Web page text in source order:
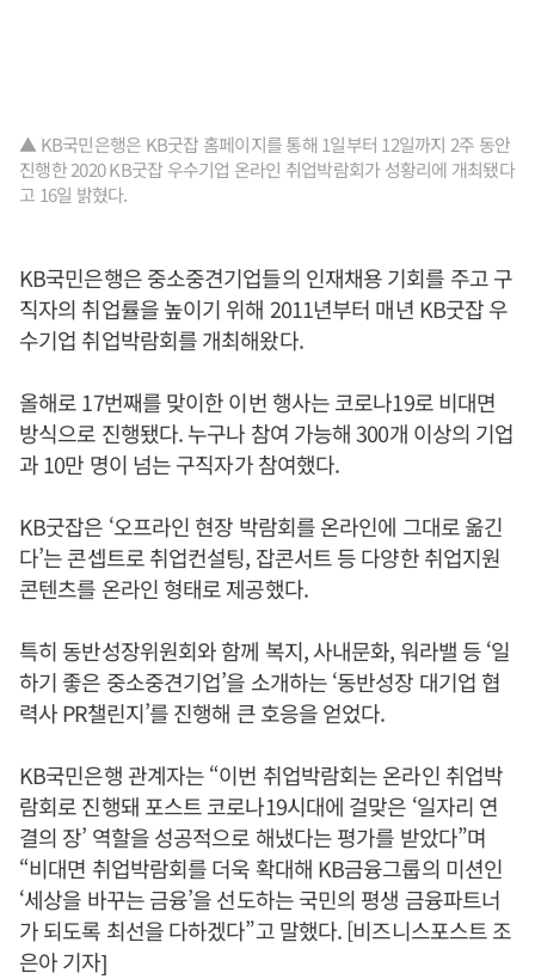
▲ KB국민은행은 KB굿잡 홈페이지를 통해 1일부터 12일까지 2주 동안
진행한 2020 KB굿잡 우수기업 온라인 취업박람회가 성황리에 개최됐다
고 16일 밝혔다.
KB국민은행은 중소중견기업들의 인재채용 기회를 주고 구
직자의 취업률을 높이기 위해 2011년부터 매년 KB굿잡 우
수기업 취업박람회를 개최해왔다.
올해로 17번째를 맞이한 이번 행사는 코로나19로 비대면
방식으로 진행됐다. 누구나 참여 가능해 300개 이상의 기업
과 10만 명이 넘는 구직자가 참여했다.
KB굿잡은 ‘오프라인 현장 박람회를 온라인에 그대로 옮긴
다’는 콘셉트로 취업컨설팅, 잡콘서트 등 다양한 취업지원
콘텐츠를 온라인 형태로 제공했다.
특히 동반성장위원회와 함께 복지, 사내문화, 워라밸 등 ‘일
하기 좋은 중소중견기업’을 소개하는 ‘동반성장 대기업 협
력사 PR챌린지’를 진행해 큰 호응을 얻었다.
KB국민은행 관계자는 “이번 취업박람회는 온라인 취업박
람회로 진행돼 포스트 코로나19시대에 걸맞은 ‘일자리 연
결의 장’ 역할을 성공적으로 해냈다는 평가를 받았다”며
“비대면 취업박람회를 더욱 확대해 KB금융그룹의 미션인
‘세상을 바꾸는 금융’을 선도하는 국민의 평생 금융파트너
가 되도록 최선을 다하겠다”고 말했다. [비즈니스포스트 조
은아 기자]